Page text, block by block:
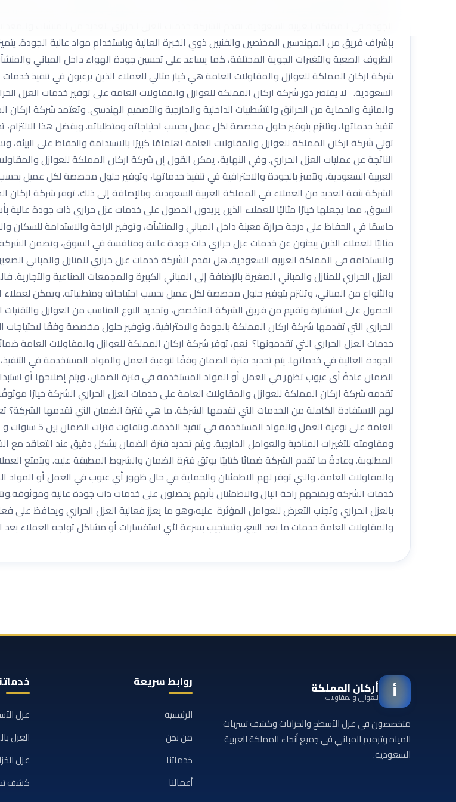
بإشراف فريق من المهندسين المختصين والفنيين ذوي الخبرة العالية وباستخدام مواد عالية الجودة.
الظروف الصعبة والتغيرات الجوية المختلفة، كما يساعد على تحسين جودة الهواء داخل المباني
شركة اركان المملكة للعوازل والمقاولات العامة هي خيار مثالي للعملاء الذين يرغبون في تنفيذ
السعودية. لا يقتصر دور شركة اركان المملكة للعوازل والمقاولات العامة على توفير خدمات العزل
والمائية والحماية من الحرائق والتشطيبات الداخلية والخارجية والتصميم الهندسي. وتعتمد شركة
تنفيذ خدماتها، وتلتزم بتوفير حلول مخصصة لكل عميل بحسب احتياجاته ومتطلباته. وبفضل هذا
تولي شركة اركان المملكة للعوازل والمقاولات العامة اهتمامًا كبيرًا بالاستدامة والحفاظ على
الناتجة عن عمليات العزل الحراري. وفي النهاية، يمكن القول إن شركة اركان المملكة للعوازل
العربية السعودية، وتتميز بالجودة والاحترافية في تنفيذ خدماتها، وتوفير حلول مخصصة لكل عميل
الشركة بثقة العديد من العملاء في المملكة العربية السعودية. وبالإضافة إلى ذلك، توفر شركة
السوق، مما يجعلها خيارًا مثاليًا للعملاء الذين يريدون الحصول على خدمات عزل حراري ذات جودة عالية
حاسمًا في الحفاظ على درجة حرارة معينة داخل المباني والمنشآت، وتوفير الراحة والاستدامة للسكان
مثاليًا للعملاء الذين يبحثون عن خدمات عزل حراري ذات جودة عالية ومنافسة في السوق، وتضمن
والاستدامة في المملكة العربية السعودية. هل تقدم الشركة خدمات عزل حراري للمنازل والمباني
العزل الحراري للمنازل والمباني الصغيرة بالإضافة إلى المباني الكبيرة والمجمعات الصناعية
والأنواع من المباني، وتلتزم بتوفير حلول مخصصة لكل عميل بحسب احتياجاته ومتطلباته. ويمكن
الحصول على استشارة وتقييم من فريق الشركة المتخصص، وتحديد النوع المناسب من العوازل والتقنيات
الحراري التي تقدمها شركة اركان المملكة بالجودة والاحترافية، وتوفير حلول مخصصة وفقًا
خدمات العزل الحراري التي تقدمونها؟ نعم، توفر شركة اركان المملكة للعوازل والمقاولات العامة
الجودة العالية في خدماتها. يتم تحديد فترة الضمان وفقًا لنوعية العمل والمواد المستخدمة في
الضمان عادةً أي عيوب تظهر في العمل أو المواد المستخدمة في فترة الضمان، ويتم إصلاحها أو
تقدمه شركة اركان المملكة للعوازل والمقاولات العامة على خدمات العزل الحراري الشركة خيارًا
لهم الاستفادة الكاملة من الخدمات التي تقدمها الشركة. ما هي فترة الضمان التي تقدمها الشركة؟
ومقاومته للتغيرات المناخية والعوامل الخارجية. ويتم تحديد فترة الضمان بشكل دقيق عند التعاقد
المطلوبة. وعادةً ما تقدم الشركة ضمانًا كتابيًا يوثق فترة الضمان والشروط المطبقة عليه. ويتمتع
والمقاولات العامة، والتي توفر لهم الاطمئنان والحماية في حال ظهور أي عيوب في العمل أو
خدمات الشركة ويمنحهم راحة البال والاطمئنان بأنهم يحصلون على خدمات ذات جودة عالية
بالعزل الحراري وتجنب التعرض للعوامل المؤثرة عليه،وهو ما يعزز فعالية العزل الحراري ويحافظ على
والمقاولات العامة خدمات ما بعد البيع، وتستجيب بسرعة لأي استفسارات أو مشاكل تواجه العملاء بعد
أ أركان المملكة
للعوازل والمقاولات
متخصصون في عزل الأسطح والخزانات وكشف تسربات
المياه وترميم المباني في جميع أنحاء المملكة العربية
السعودية.
روابط سريعة
الرئيسية
من نحن
خدماتنا
أعمالنا
عزل
العزل
عزل
كشف